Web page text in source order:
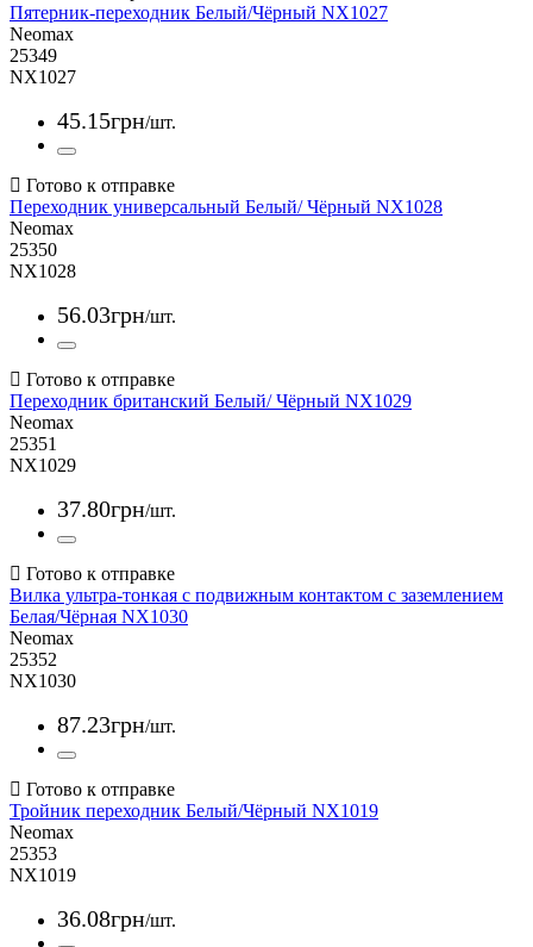
Пятерник-переходник Белый/Чёрный NX1027
Neomax
25349
NX1027
45.15грн/шт.
Переходник универсальный Белый/ Чёрный NX1028
Neomax
25350
NX1028
56.03грн/шт.
Переходник британский Белый/ Чёрный NX1029
Neomax
25351
NX1029
37.80грн/шт.
Вилка ультра-тонкая с подвижным контактом с заземлением
Белая/Чёрная NX1030
Neomax
25352
NX1030
87.23грн/шт.
Тройник переходник Белый/Чёрный NX1019
Neomax
25353
NX1019
36.08грн/шт.